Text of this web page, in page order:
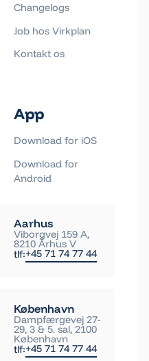
Changelogs
Job hos Virkplan
Kontakt os
App
Download for iOS
Download for
Android
Aarhus
Viborgvej 159 A,
8210 Århus V
tlf:+45 71 74 77 44
København
Dampfærgevej 27-
29, 3 & 5. sal, 2100
København
tlf:+45 71 74 77 44